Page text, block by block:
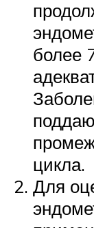
более
цикла.
Для